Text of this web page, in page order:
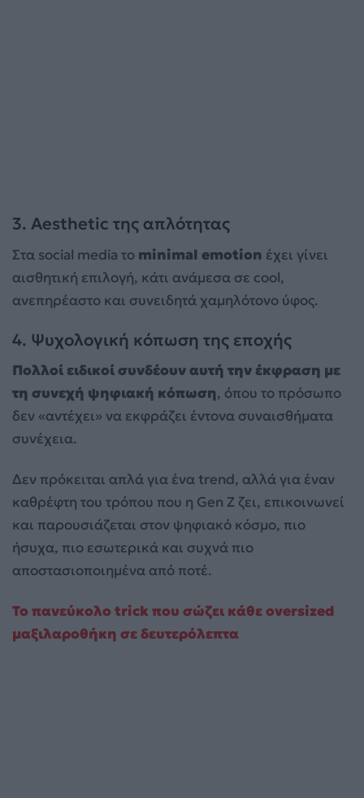
3. Aesthetic της απλότητας
Στα social media το minimal emotion έχει γίνει
αισθητική επιλογή, κάτι ανάμεσα σε cool,
ανεπηρέαστο και συνειδητά χαμηλότονο ύφος.
4. Ψυχολογική κόπωση της εποχής
Πολλοί ειδικοί συνδέουν αυτή την έκφραση με
τη συνεχή ψηφιακή κόπωση, όπου το πρόσωπο
δεν «αντέχει» να εκφράζει έντονα συναισθήματα
συνέχεια.
Δεν πρόκειται απλά για ένα trend, αλλά για έναν
καθρέφτη του τρόπου που η Gen Z ζει, επικοινωνεί
και παρουσιάζεται στον ψηφιακό κόσμο, πιο
ήσυχα, πιο εσωτερικά και συχνά πιο
αποστασιοποιημένα από ποτέ.
Το πανεύκολο trick που σώζει κάθε oversized
μαξιλαροθήκη σε δευτερόλεπτα